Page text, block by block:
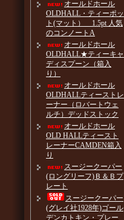
オールドホール
OLDHALL・ティーポッ
ト(マット） 1.5pt 人気
のコンノートA
オールドホール
OLDHALL★ティーキャ
ディスプーン（箱入
り）
オールドホール
OLDHALLティーストレ
ーナー（ロバートウェ
ルチ）デッドストック
オールドホール
OLD HALLティースト
レーナーCAMDEN箱入
り
スージークーパー
(ロングリーフ)Ｂ＆Ｂプ
レート
スージークーパー
(グレイ社1928年)ゴール
デンカトキン・プレー